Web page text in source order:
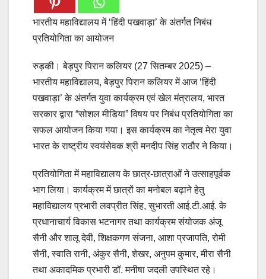
भारतीय महाविद्यालय में ‘हिंदी पखवाड़ा’ के अंतर्गत निबंध
प्रतियोगिता का आयोजन
रुड़की। बेड़पुर पिरान कलियर (27 सितम्बर 2025) –
भारतीय महाविद्यालय, बेड़पुर पिरान कलियर में आज ‘हिंदी
पखवाड़ा’ के अंतर्गत युवा कार्यक्रम एवं खेल मंत्रालय, भारत
सरकार द्वारा “सोशल मीडिया” विषय पर निबंध प्रतियोगिता का
सफल आयोजन किया गया। इस कार्यक्रम का नेतृत्व मेरा युवा
भारत के राष्ट्रीय स्वयंसेवक श्री मनदीप सिंह राठौर ने किया।
प्रतियोगिता में महाविद्यालय के छात्र-छात्राओं ने उत्साहपूर्वक
भाग लिया। कार्यक्रम में छात्रों का मनोबल बढ़ाने हेतु
महाविद्यालय प्रभारी लवप्रीत सिंह, सुभारती आई.टी.आई. के
प्रधानाचार्य विकास भटनागर तथा कार्यक्रम संयोजक अंजू
सैनी और शालू देवी, शिक्षकगण संजना, आशा प्रजापति, रोमी
सैनी, स्वाति रानी, अंकुर सैनी, शेखर, अनुपम कुमार, मीरा सैनी
तथा अकादमिक प्रभारी डॉ. मनीषा जदली उपस्थित रहे।